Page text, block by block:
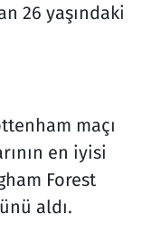
26 yaşındaki
maçı
en iyisi
Forest
aldı.